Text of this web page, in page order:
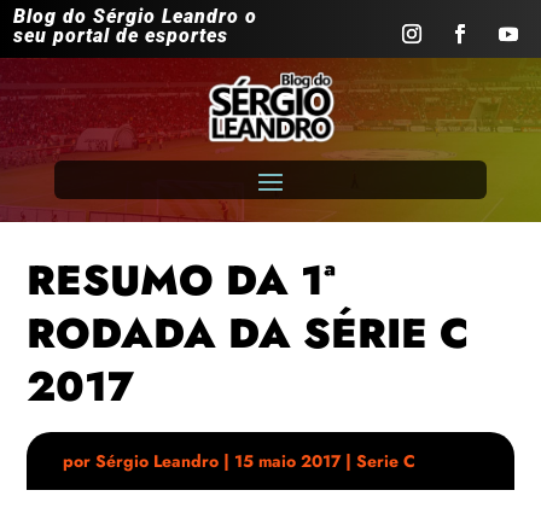
Blog do Sérgio Leandro o
seu portal de esportes
RESUMO DA 1ª
RODADA DA SÉRIE C
2017
porSérgio Leandro | 15 maio 2017|Serie C